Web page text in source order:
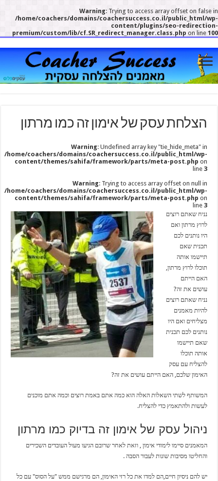
Warning: Trying to access array offset on false in
/home/coachers/domains/coachersuccess.co.il/public_html/wp-
content/plugins/seo-redirection-
premium/custom/lib/cf.SR_redirect_manager.class.php on line 100
הצלחת עסק של אימון זה כמו מרתון
Warning: Undefined array key "tie_hide_meta" in
/home/coachers/domains/coachersuccess.co.il/public_html/wp-
content/themes/sahifa/framework/parts/meta-post.php on
line 3
Warning: Trying to access array offset on null in
/home/coachers/domains/coachersuccess.co.il/public_html/wp-
content/themes/sahifa/framework/parts/meta-post.php on
line 3
נניח שאתם רוצים
לרוץ מרתון ואם
היו נותנים לכם
תכנית שאם
תיישמו אותה
תוכלו לרוץ מרתון,
האם הייתם
עושים את זה?
נניח שאתם רוצים
להיות מאמנים
מצליחים ואם היו
נותנים לכם תכנית
שאם תיישמו
אותה תוכלו
להצליח עם עסק
האימון שלכם, האם הייתם עושים את זה?
המשותף לשתי השאלות האלה הוא כמה אתם באמת רוצים וכמה אתם מוכנים
לעשות ולהתאמץ כדי להצליח.
ניהול עסק של אימון זה בדיוק כמו מרתון
המאמנים סיימו לימודי אימון , וזאת לאחר שרובם הגיעו מעול העובדים השכירים
והחליטו מסיבות שונות לעבור הסבה .
יש להם ניסיון חיים,הם למדו את כל רזי האימון, הם מרגישם ממש "על הסוס" עם כל